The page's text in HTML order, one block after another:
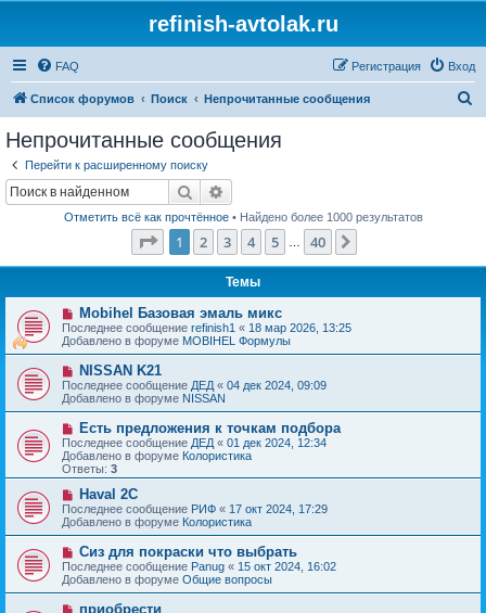
refinish-avtolak.ru
FAQ Вход
Регистрация
Список форумов Поиск Непрочитанные сообщения
Непрочитанные сообщения
Перейти к расширенному поиску
Поиск
Отметить всё как прочтённое• Найдено более 1000 результатов
Страница из 40
1 2 3 4 5 40
Темы
Н
о
в
о
е
с
о
о
б
щ
е
н
и
е
Mobihel Базовая эмаль микс
Последнее сообщение refinish1 « 18 мар 2026, 13:25
Добавлено в форуме MOBIHEL Формулы
Н
о
в
о
е
с
о
о
б
е
н
и
е
NISSAN K21
Последнее сообщение ДЕД « 04 дек 2024, 09:09
Добавлено в форуме NISSAN
Н
о
в
о
е
с
о
о
б
е
н
и
е
Есть предложения к точкам подбора
Последнее сообщение ДЕД « 01 дек 2024, 12:34
Добавлено в форуме Колористика
Ответы: 3
Н
о
в
о
с
о
о
б
щ
Haval 2C
Последнее сообщение РИФ « 17 окт 2024, 17:29
Добавлено в форуме Колористика
Н
о
в
о
Сиз для покраски что выбрать
Последнее сообщение Panug « 15 окт 2024, 16:02
Добавлено в форуме Общие вопросы
Нприобрести